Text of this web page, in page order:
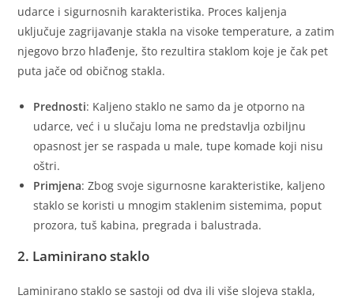
udarce i sigurnosnih karakteristika. Proces kaljenja
uključuje zagrijavanje stakla na visoke temperature, a zatim
njegovo brzo hlađenje, što rezultira staklom koje je čak pet
puta jače od običnog stakla.
Prednosti: Kaljeno staklo ne samo da je otporno na
udarce, već i u slučaju loma ne predstavlja ozbiljnu
opasnost jer se raspada u male, tupe komade koji nisu
oštri.
Primjena: Zbog svoje sigurnosne karakteristike, kaljeno
staklo se koristi u mnogim staklenim sistemima, poput
prozora, tuš kabina, pregrada i balustrada.
2. Laminirano staklo
Laminirano staklo se sastoji od dva ili više slojeva stakla,